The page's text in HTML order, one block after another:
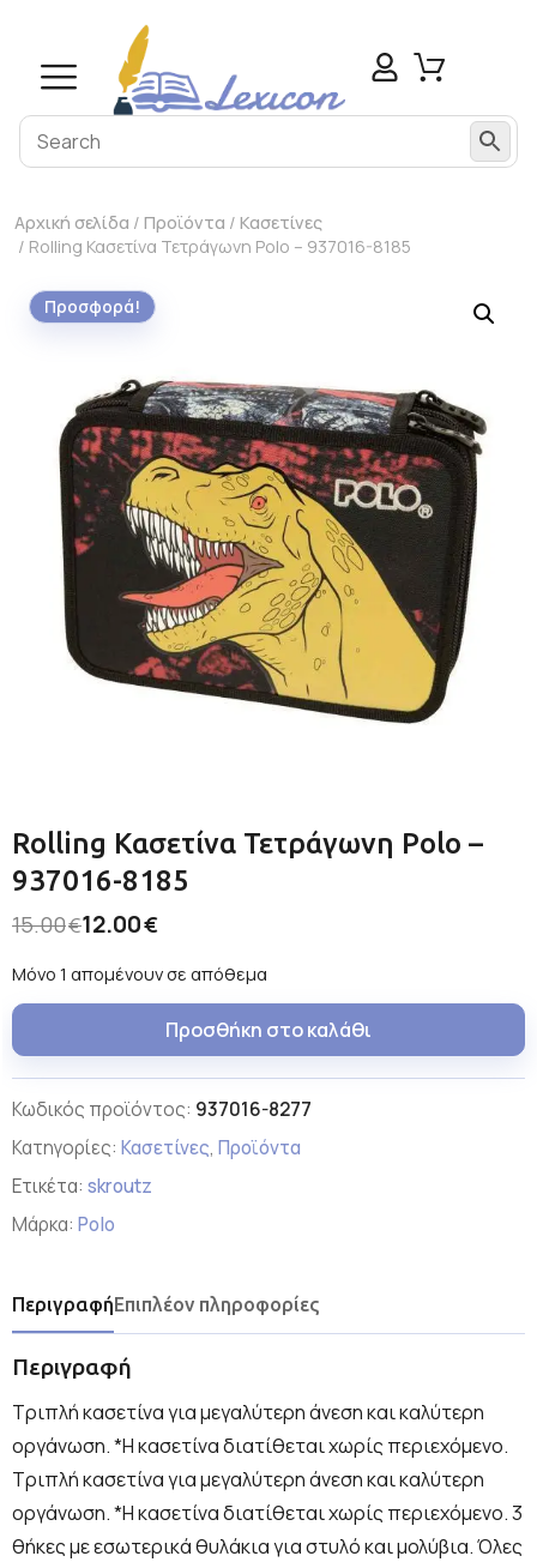
Αρχική σελίδα / Προϊόντα / Κασετίνες
/ Rolling Κασετίνα Τετράγωνη Polo – 937016-8185
Προσφορά!
Rolling Κασετίνα Τετράγωνη Polo –
937016-8185
15.00€12.00€
Μόνο 1 απομένουν σε απόθεμα
Προσθήκη στο καλάθι
Κωδικός προϊόντος: 937016-8277
Κατηγορίες: Κασετίνες, Προϊόντα
Ετικέτα: skroutz
Μάρκα: Polo
ΠεριγραφήΕπιπλέον πληροφορίες
Περιγραφή
Τριπλή κασετίνα για μεγαλύτερη άνεση και καλύτερη
οργάνωση. *Η κασετίνα διατίθεται χωρίς περιεχόμενο.
Τριπλή κασετίνα για μεγαλύτερη άνεση και καλύτερη
οργάνωση. *Η κασετίνα διατίθεται χωρίς περιεχόμενο. 3
θήκες με εσωτερικά θυλάκια για στυλό και μολύβια. Όλες